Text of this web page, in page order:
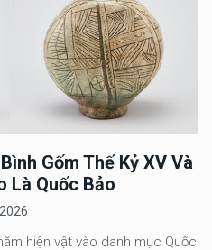
Gốm Thế Kỷ XV Và
Là Quốc Bảo
hiện vật vào danh mục Quốc